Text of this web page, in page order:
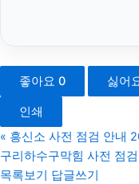
좋아요 0 싫어
인쇄
« 흥신소 사전 점검 안내
구리하수구막힘 사전 점
목록보기
답글쓰기